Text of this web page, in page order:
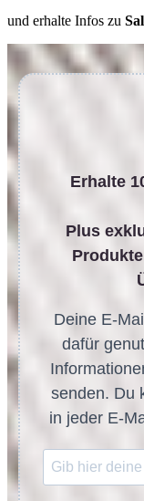
und erhalte Infos zu
Erhalte
Plus
Deine E-
dafür
senden. Du
in jeder E-